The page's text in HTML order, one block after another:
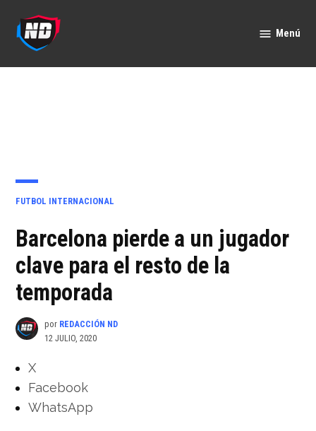
contenido
Menú
PUBLICADO
FUTBOL INTERNACIONAL
Barcelona pierde a un jugador
clave para el resto de la
temporada
por REDACCIÓN ND
12 JULIO, 2020
X
Facebook
WhatsApp